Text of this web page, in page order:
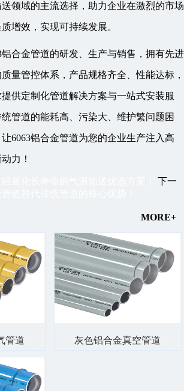
领域的主流选择，助力企业在激烈的市场
增效，实现可持续发展。
铝合金管道的研发、生产与销售，拥有先进
量管控体系，产品规格齐全、性能达标，
供定制化管道解决方案与一站式安装服
管道的能耗高、污染大、维护繁问题困
6063铝合金管道为您的企业生产注入高
力！
下一
MORE+
管道 灰色铝合金真空管道